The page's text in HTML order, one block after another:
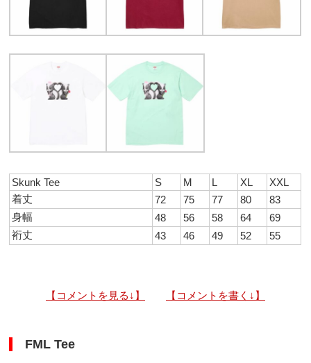
Skunk Tee S M L XL
XXL
着丈
72 75 77 80
83
身幅
48 56 58 64
69
裄丈
43 46 49 52 55
【コメントを見る↓】 【コメントを書く↓】
FML Tee